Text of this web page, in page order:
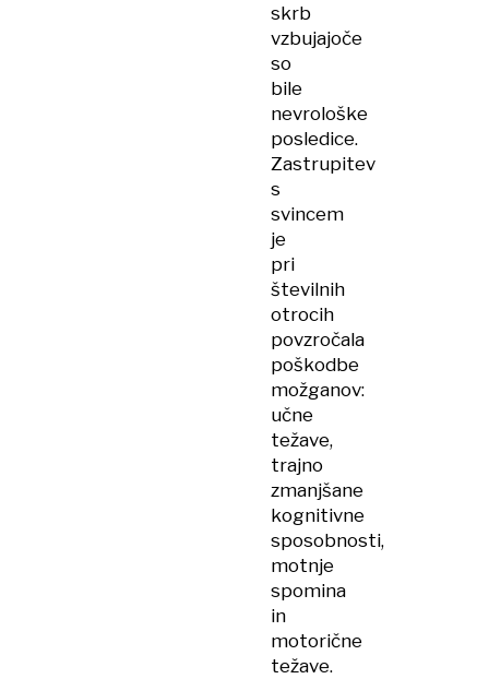
skrb
vzbujajoče
so
bile
nevrološke
posledice.
Zastrupitev
s
svincem
je
pri
številnih
otrocih
povzročala
poškodbe
možganov:
učne
težave,
trajno
zmanjšane
kognitivne
sposobnosti,
motnje
spomina
in
motorične
težave.